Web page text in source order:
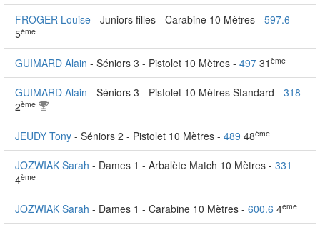
FROGER Louise - Juniors filles - Carabine 10 Mètres - 597.6
5ème
GUIMARD Alain - Séniors 3 - Pistolet 10 Mètres - 497 31 ème
GUIMARD Alain - Séniors 3 - Pistolet 10 Mètres Standard - 318
2ème
JEUDY Tony - Séniors 2 - Pistolet 10 Mètres - 489 48ème
JOZWIAK Sarah - Dames 1 - Arbalète Match 10 Mètres - 331
4ème
JOZWIAK Sarah - Dames 1 - Carabine 10 Mètres - 600.6 4ème